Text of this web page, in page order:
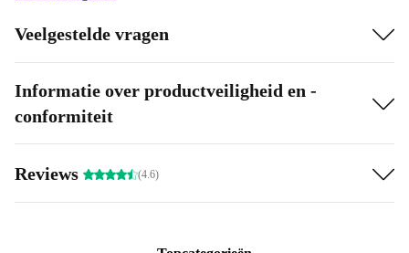
Veelgestelde vragen
Informatie over productveiligheid en -
conformiteit
Reviews (4.6)